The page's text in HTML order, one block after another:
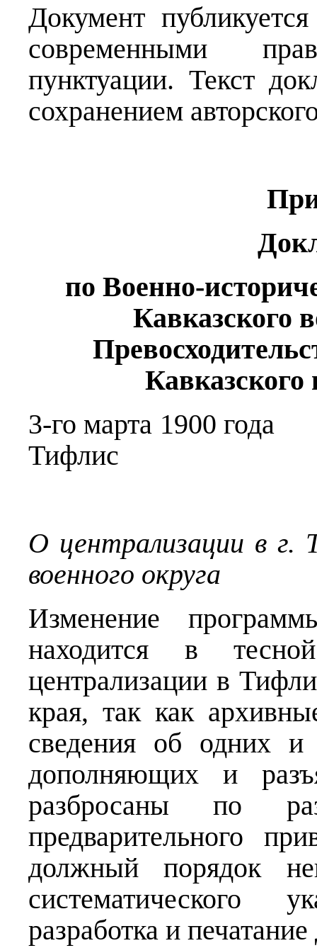
Документ
современными
пунктуации. Текст
сохранением
по Военно-
Кавказского
Кавказского
3-го
Тифлис
О централизации в г.
военного округа
Изменение
находится в
централизации в
края, так как
сведения об одних
дополняющих и
разбросаны по
предварительного
должный порядок
систематического
разработка и